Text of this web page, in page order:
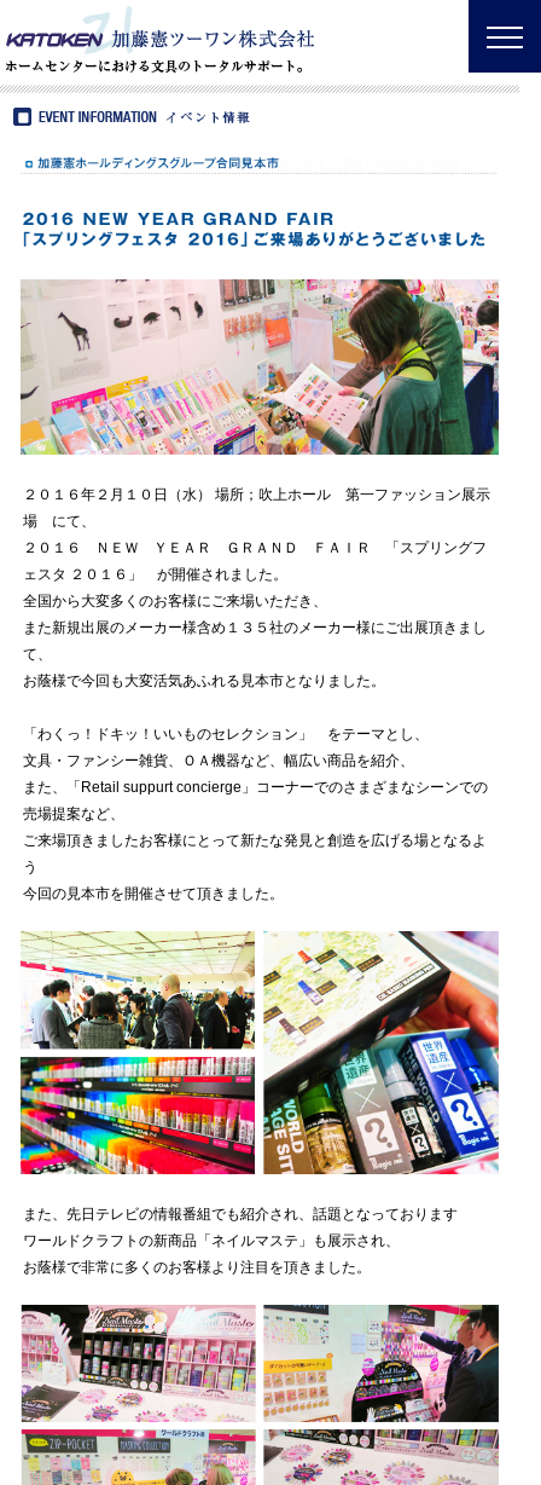
２０１６年２月１０日（水） 場所；吹上ホール 第一ファッション展示
場 にて、
２０１６ ＮＥＷ ＹＥＡＲ ＧＲＡＮＤ ＦＡＩＲ 「スプリングフ
ェスタ ２０１６」 が開催されました。
全国から大変多くのお客様にご来場いただき、
また新規出展のメーカー様含め１３５社のメーカー様にご出展頂きまし
て、
お蔭様で今回も大変活気あふれる見本市となりました。
「わくっ！ドキッ！いいものセレクション」 をテーマとし、
文具・ファンシー雑貨、ＯＡ機器など、幅広い商品を紹介、
また、「Retail suppurt concierge」コーナーでのさまざまなシーンでの
売場提案など、
ご来場頂きましたお客様にとって新たな発見と創造を広げる場となるよ
う
今回の見本市を開催させて頂きました。
また、先日テレビの情報番組でも紹介され、話題となっております
ワールドクラフトの新商品「ネイルマステ」も展示され、
お蔭様で非常に多くのお客様より注目を頂きました。